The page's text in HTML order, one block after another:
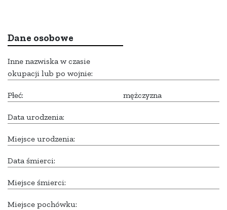
Dane osobowe
Inne nazwiska w czasie
okupacji lub po wojnie:
Płeć: mężczyzna
Data urodzenia:
Miejsce urodzenia:
Data śmierci:
Miejsce śmierci:
Miejsce pochówku: